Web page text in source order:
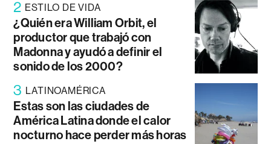
2 ESTILO DE VIDA
¿Quién era William Orbit, el
productor que trabajó con
Madonna y ayudó a definir el
sonido de los 2000?
3 LATINOAMÉRICA
Estas son las ciudades de
América Latina donde el calor
nocturno hace perder más horas